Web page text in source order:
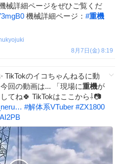
械詳細ページをぜひご覧くだ
機械詳細ページ： #重機
8月7日(金) 8:19
TikTokのイコちゃんねるに動
回の動画は... 「現場に重機が
てね🍀 TikTokはここから⇩📷
#解体系VTuber #ZX1800